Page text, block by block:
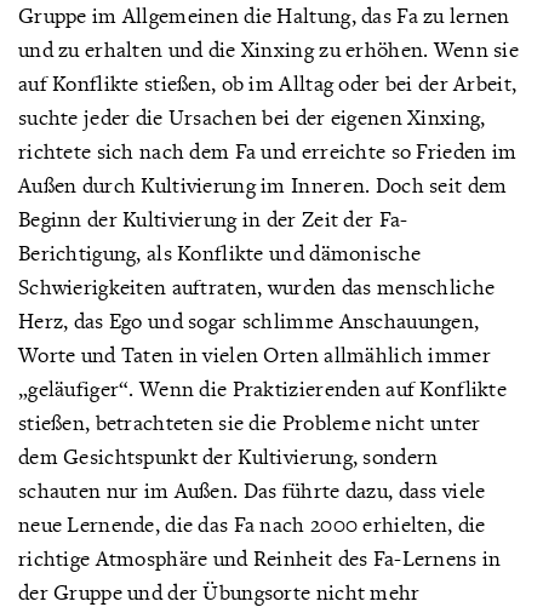
Gruppe im Allgemeinen die Haltung, das Fa zu lernen
und zu erhalten und die Xinxing zu erhöhen. Wenn sie
auf Konflikte stießen, ob im Alltag oder bei der Arbeit,
suchte jeder die Ursachen bei der eigenen Xinxing,
richtete sich nach dem Fa und erreichte so Frieden im
Außen durch Kultivierung im Inneren. Doch seit dem
Beginn der Kultivierung in der Zeit der Fa-
Berichtigung, als Konflikte und dämonische
Schwierigkeiten auftraten, wurden das menschliche
Herz, das Ego und sogar schlimme Anschauungen,
Worte und Taten in vielen Orten allmählich immer
„geläufiger“. Wenn die Praktizierenden auf Konflikte
stießen, betrachteten sie die Probleme nicht unter
dem Gesichtspunkt der Kultivierung, sondern
schauten nur im Außen. Das führte dazu, dass viele
neue Lernende, die das Fa nach 2000 erhielten, die
richtige Atmosphäre und Reinheit des Fa-Lernens in
der Gruppe und der Übungsorte nicht mehr